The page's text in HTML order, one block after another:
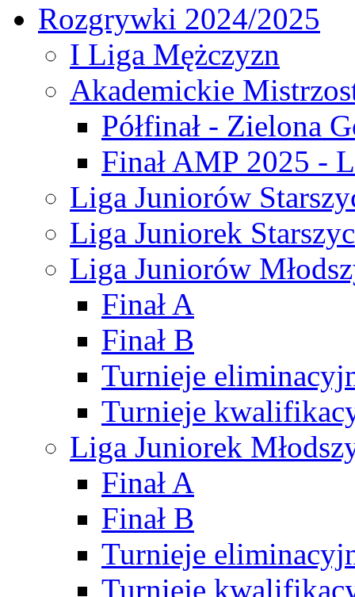
Rozgrywki 2024/2025
I Liga Mężczyzn
Akademickie
Półfinał - Zielona
Finał AMP 2025 -
Liga Juniorów
Liga Juniorek
Liga Juniorów
Finał A
Finał B
Turnieje
Turnieje
Liga Juniorek
Finał A
Finał B
Turnieje
Turnieje